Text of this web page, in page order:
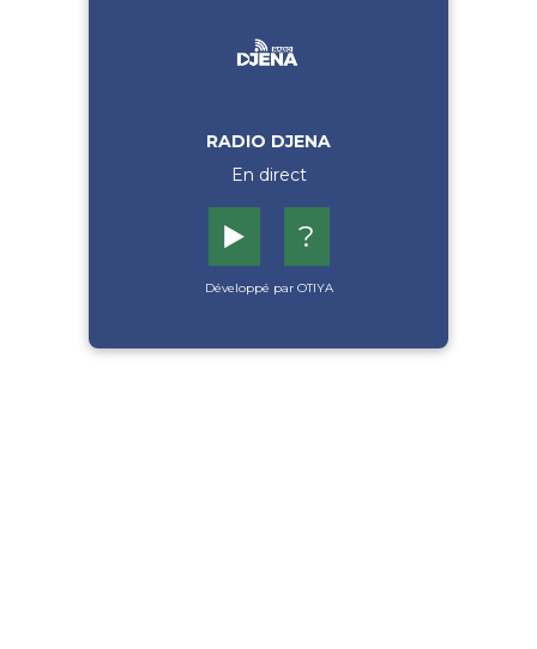
RADIO DJENA
En direct
▶️ ?
Développé par OTIYA